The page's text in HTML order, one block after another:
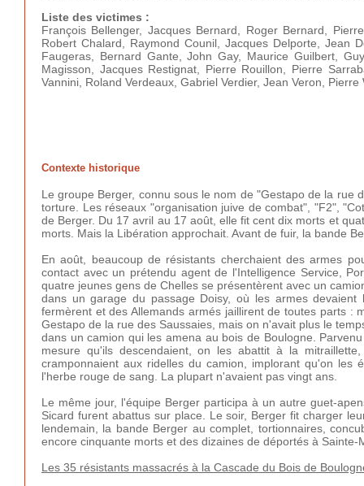
Liste des victimes :
François Bellenger, Jacques Bernard, Roger Bernard,
Robert Chalard, Raymond Counil, Jacques Delporte, Jean
Faugeras, Bernard Gante, John Gay, Maurice Guilbert,
Magisson, Jacques Restignat, Pierre Rouillon, Pierre
Vannini, Roland Verdeaux, Gabriel Verdier, Jean Veron, Pierre
Contexte historique
Le groupe Berger, connu sous le nom de "Gestapo de la rue
torture. Les réseaux "organisation juive de combat", "F2",
de Berger. Du 17 avril au 17 août, elle fit cent dix morts et
morts. Mais la Libération approchait. Avant de fuir, la bande
En août, beaucoup de résistants cherchaient des armes
contact avec un prétendu agent de l'Intelligence Service,
quatre jeunes gens de Chelles se présentèrent avec un
dans un garage du passage Doisy, où les armes
fermèrent et des Allemands armés jaillirent de toutes parts :
Gestapo de la rue des Saussaies, mais on n'avait plus le
dans un camion qui les amena au bois de Boulogne.
mesure qu'ils descendaient, on les abattit à la
cramponnaient aux ridelles du camion, implorant qu'on
l'herbe rouge de sang. La plupart n'avaient pas vingt ans.
Le même jour, l'équipe Berger participa à un autre guet-
Sicard furent abattus sur place. Le soir, Berger fit charger
lendemain, la bande Berger au complet, tortionnaires,
encore cinquante morts et des dizaines de déportés à
Les 35 résistants massacrés à la Cascade du Bois de